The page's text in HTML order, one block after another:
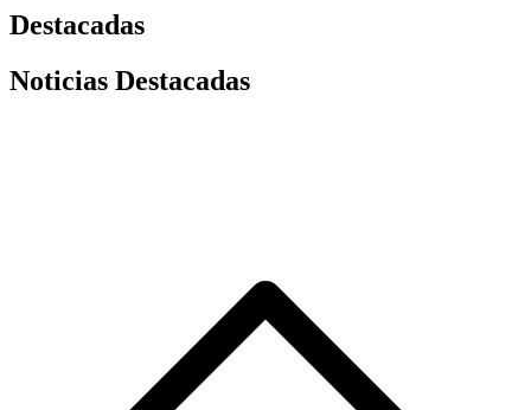
Destacadas
Noticias Destacadas